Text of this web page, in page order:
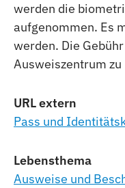
werden die
aufgenommen. Es
werden. Die
Ausweiszentrum zu
URL extern
Pass und
Lebensthema
Ausweise und